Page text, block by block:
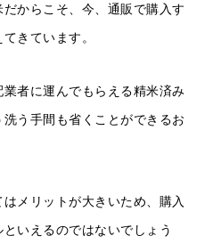
からこそ、今、通販で購入す
きています。
者に運んでもらえる精米済み
う手間も省くことができるお
メリットが大きいため、購入
いえるのではないでしょう